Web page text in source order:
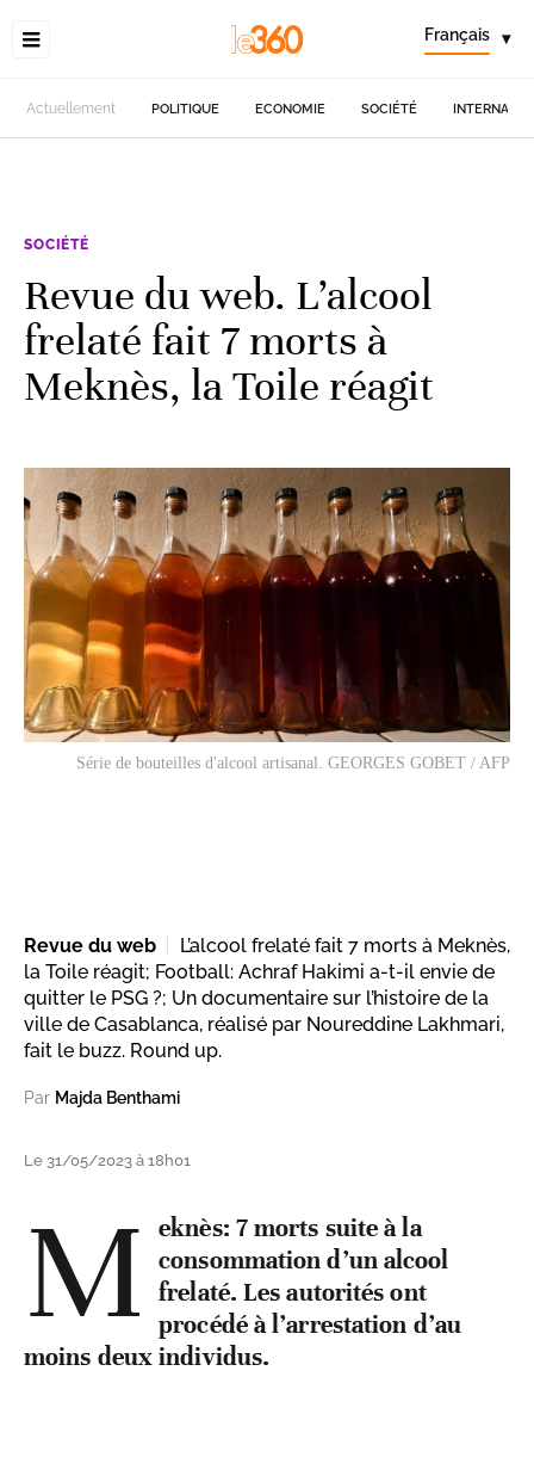
Français ▾
Actuellement POLITIQUE ECONOMIE SOCIÉTÉ
SOCIÉTÉ
Revue du web. L’alcool
frelaté fait 7 morts à
Meknès, la Toile réagit
Série de bouteilles d'alcool artisanal. GEORGES GOBET / AFP
Revue du web
L’alcool frelaté fait 7 morts à Meknès,
la Toile réagit; Football: Achraf Hakimi a-t-il envie de
quitter le PSG ?; Un documentaire sur l’histoire de la
ville de Casablanca, réalisé par Noureddine Lakhmari,
fait le buzz. Round up.
Par Majda Benthami
Le 31/05/2023 à 18h01
M
eknès: 7 morts suite à la
consommation d’un alcool
frelaté. Les autorités ont
procédé à l’arrestation d’au
moins deux individus.